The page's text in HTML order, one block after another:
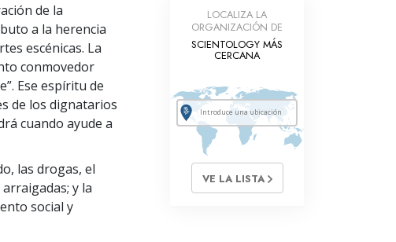
de la
a la herencia
escénicas. La
conmovedor
Ese espíritu de
de los dignatarios
cuando ayude a
las drogas, el
y la
social y
LOCALIZA LA
ORGANIZACIÓN DE
SCIENTOLOGY MÁS
CERCANA
VE LA LISTA